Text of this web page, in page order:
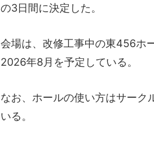
の3日間に決定した。
会場は、改修工事中の東456ホ
2026年8月を予定している。
なお、ホールの使い方はサーク
いる。